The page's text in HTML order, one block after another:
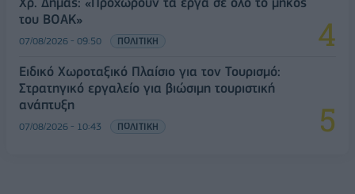
του ΒΟΑΚ»
07/08/2026 - 09:50 ΠΟΛΙΤΙΚΗ
Ειδικό Χωροταξικό Πλαίσιο για τον Τουρισμό:
Στρατηγικό εργαλείο για βιώσιμη τουριστική
ανάπτυξη
07/08/2026 - 10:43 ΠΟΛΙΤΙΚΗ